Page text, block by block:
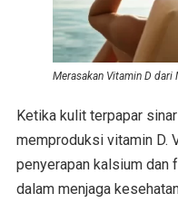
Merasakan Vitamin D dari
Ketika kulit terpapar
memproduksi vitamin D.
penyerapan kalsium
dalam menjaga